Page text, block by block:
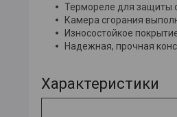
Термореле для защиты
Камера сгорания
Износостойкое
Надежная, прочная
Характеристики